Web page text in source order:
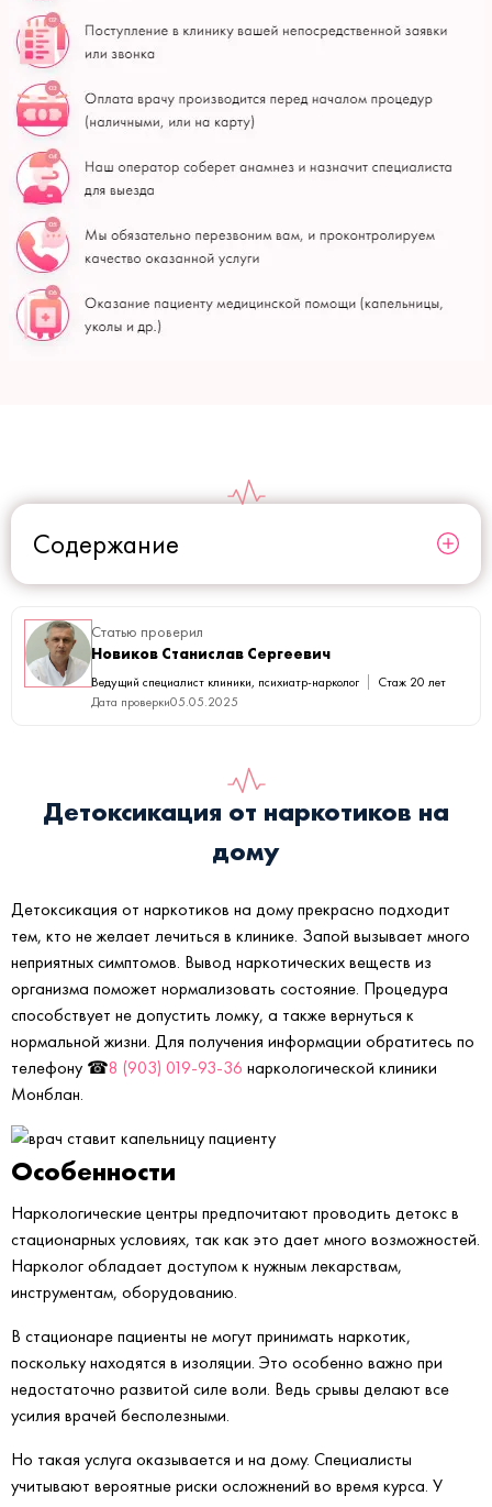
Содержание
Статью проверил
Новиков Станислав Сергеевич
Ведущий специалист клиники, психиатр-нарколог
Стаж 20 лет
Дата проверки05.05.2025
Детоксикация от наркотиков на
дому
Детоксикация от наркотиков на дому прекрасно подходит
тем, кто не желает лечиться в клинике. Запой вызывает много
неприятных симптомов. Вывод наркотических веществ из
организма поможет нормализовать состояние. Процедура
способствует не допустить ломку, а также вернуться к
нормальной жизни. Для получения информации обратитесь по
телефону ☎8 (903) 019-93-36 наркологической клиники
Монблан.
Особенности
Наркологические центры предпочитают проводить детокс в
стационарных условиях, так как это дает много возможностей.
Нарколог обладает доступом к нужным лекарствам,
инструментам, оборудованию.
В стационаре пациенты не могут принимать наркотик,
поскольку находятся в изоляции. Это особенно важно при
недостаточно развитой силе воли. Ведь срывы делают все
усилия врачей бесполезными.
Но такая услуга оказывается и на дому. Специалисты
учитывают вероятные риски осложнений во время курса. У